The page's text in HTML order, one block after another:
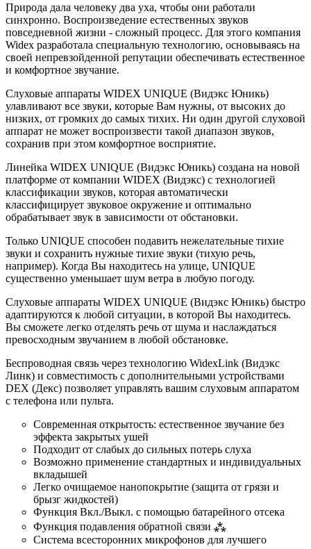
Природа дала человеку два уха, чтобы они работали
синхронно. Воспроизведение естественных звуков
повседневной жизни - сложный процесс. Для этого компания
Widex разработала специальную технологию, основываясь на
своей непревзойденной репутации обеспечивать естественное
и комфортное звучание.
Слуховые аппараты WIDEX UNIQUE (Видэкс Юникь)
улавливают все звуки, которые Вам нужны, от высоких до
низких, от громких до самых тихих. Ни один другой слуховой
аппарат не может воспроизвести такой диапазон звуков,
сохранив при этом комфортное восприятие.
Линейка WIDEX UNIQUE (Видэкс Юникь) создана на новой
платформе от компании WIDEX (Видэкс) с технологией
классификации звуков, которая автоматически
классифицирует звуковое окружение и оптимально
обрабатывает звук в зависимости от обстановки.
Только UNIQUE способен подавить нежелательные тихие
звуки и сохранить нужные тихие звуки (тихую речь,
например). Когда Вы находитесь на улице, UNIQUE
существенно уменьшает шум ветра в любую погоду.
Слуховые аппараты WIDEX UNIQUE (Видэкс Юникь) быстро
адаптируются к любой ситуации, в которой Вы находитесь.
Вы сможете легко отделять речь от шума и наслаждаться
превосходным звучанием в любой обстановке.
Беспроводная связь через технологию WidexLink (Видэкс
Линк) и совместимость с дополнительными устройствами
DEX (Декс) позволяет управлять вашим слуховым аппаратом
с телефона или пульта.
Современная открытость: естественное звучание без
эффекта закрытых ушей
Подходит от слабых до сильных потерь слуха
Возможно применение стандартных и индивидуальных
вкладышей
Легко очищаемое нанопокрытие (защита от грязи и
брызг жидкостей)
Функция Вкл./Выкл. с помощью батарейного отсека
Функция подавления обратной связи ⁂
Система всесторонних микрофонов для лучшего